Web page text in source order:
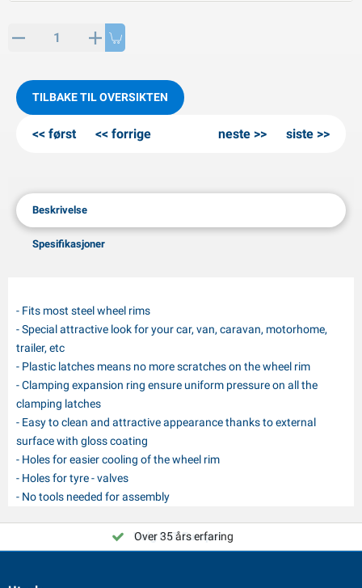
TILBAKE TIL OVERSIKTEN
først forrige neste siste
Beskrivelse
Spesifikasjoner
- Fits most steel wheel rims
- Special attractive look for your car, van, caravan, motorhome,
trailer, etc
- Plastic latches means no more scratches on the wheel rim
- Clamping expansion ring ensure uniform pressure on all the
clamping latches
- Easy to clean and attractive appearance thanks to external
surface with gloss coating
- Holes for easier cooling of the wheel rim
- Holes for tyre - valves
- No tools needed for assembly
Velg PAT Europe!
Over 35 års erfaring